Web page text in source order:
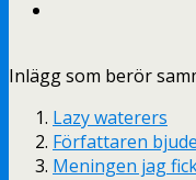
Inlägg som berör
Lazy waterers
Författaren
Meningen jag